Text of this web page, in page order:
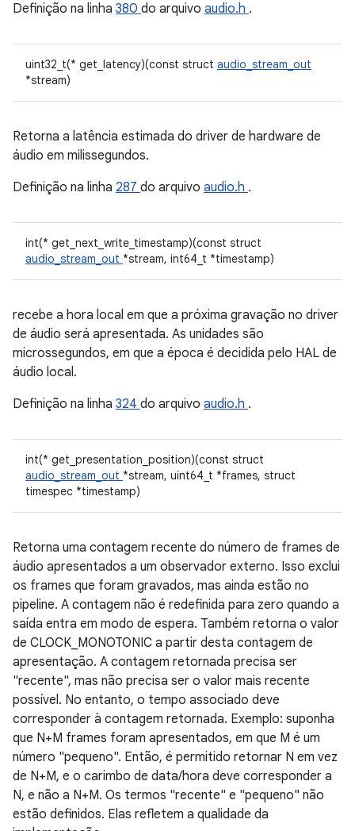
Definição na linha 380 do arquivo audio.h .
uint32_t(* get_latency)(const struct audio_stream_out
*stream)
Retorna a latência estimada do driver de hardware de
áudio em milissegundos.
Definição na linha 287 do arquivo audio.h .
int(* get_next_write_timestamp)(const struct
audio_stream_out *stream, int64_t *timestamp)
recebe a hora local em que a próxima gravação no driver
de áudio será apresentada. As unidades são
microssegundos, em que a época é decidida pelo HAL de
áudio local.
Definição na linha 324 do arquivo audio.h .
int(* get_presentation_position)(const struct
audio_stream_out *stream, uint64_t *frames, struct
timespec *timestamp)
Retorna uma contagem recente do número de frames de
áudio apresentados a um observador externo. Isso exclui
os frames que foram gravados, mas ainda estão no
pipeline. A contagem não é redefinida para zero quando a
saída entra em modo de espera. Também retorna o valor
de CLOCK_MONOTONIC a partir desta contagem de
apresentação. A contagem retornada precisa ser
"recente", mas não precisa ser o valor mais recente
possível. No entanto, o tempo associado deve
corresponder à contagem retornada. Exemplo: suponha
que N+M frames foram apresentados, em que M é um
número "pequeno". Então, é permitido retornar N em vez
de N+M, e o carimbo de data/hora deve corresponder a
N, e não a N+M. Os termos "recente" e "pequeno" não
estão definidos. Elas refletem a qualidade da